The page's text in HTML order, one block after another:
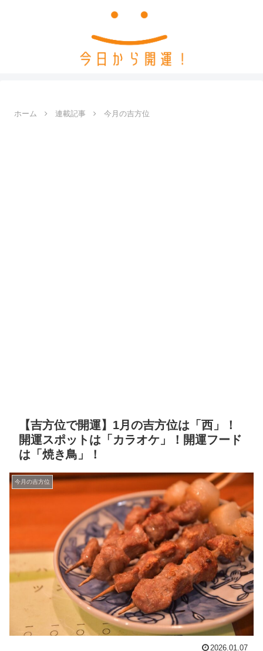
ホーム 連載記事 今月の吉方位
【吉方位で開運】1月の吉方位は「西」！
開運スポットは「カラオケ」！開運フード
は「焼き鳥」！
今月の吉方位
2026.01.07